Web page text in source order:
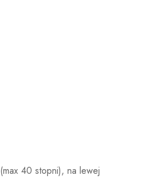
40 stopni), na lewej